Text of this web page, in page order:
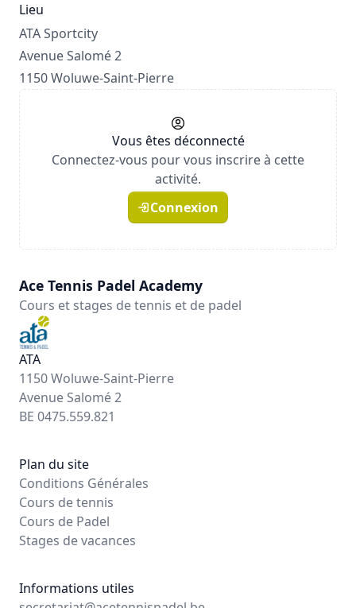
Lieu
ATA Sportcity
Avenue Salomé 2
1150 Woluwe-Saint-Pierre
Vous êtes déconnecté
Connectez-vous pour vous inscrire à cette
activité.
Connexion
Ace Tennis Padel Academy
Cours et stages de tennis et de padel
ATA
1150 Woluwe-Saint-Pierre
Avenue Salomé 2
BE 0475.559.821
Plan du site
Conditions Générales
Cours de tennis
Cours de Padel
Stages de vacances
Informations utiles